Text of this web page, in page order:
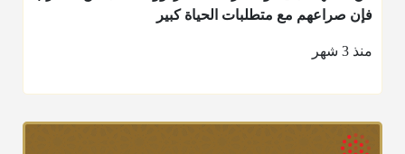
فإن صراعهم مع متطلبات الحياة كبير
منذ 3 شهر